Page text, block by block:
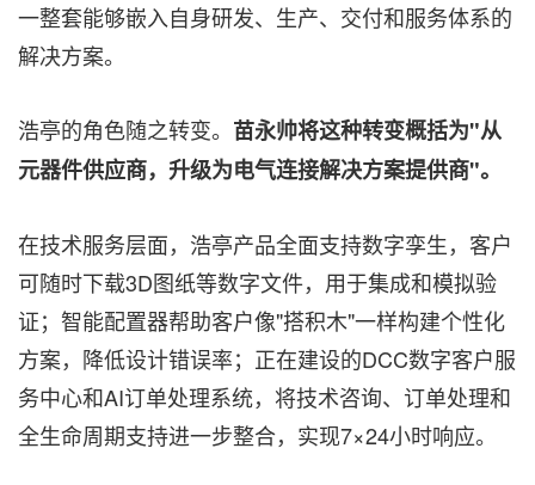
一整套能够嵌入自身研发、生产、交付和服务体系的
解决方案。
浩亭的角色随之转变。 苗永帅将这种转变概括为"从
元器件供应商，升级为电气连接解决方案提供商"。
在技术服务层面，浩亭产品全面支持数字孪生，客户
可随时下载3D图纸等数字文件，用于集成和模拟验
证；智能配置器帮助客户像"搭积木"一样构建个性化
方案，降低设计错误率；正在建设的DCC数字客户服
务中心和AI订单处理系统，将技术咨询、订单处理和
全生命周期支持进一步整合，实现7×24小时响应。